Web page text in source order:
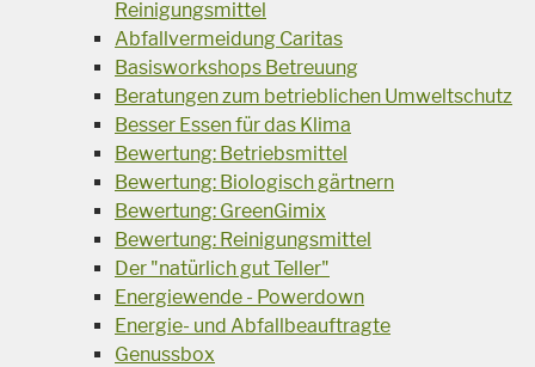
Reinigungsmittel
Abfallvermeidung Caritas
Basisworkshops Betreuung
Beratungen zum betrieblichen Umweltschutz
Besser Essen für das Klima
Bewertung: Betriebsmittel
Bewertung: Biologisch gärtnern
Bewertung: GreenGimix
Bewertung: Reinigungsmittel
Der "natürlich gut Teller"
Energiewende - Powerdown
Energie- und Abfallbeauftragte
Genussbox